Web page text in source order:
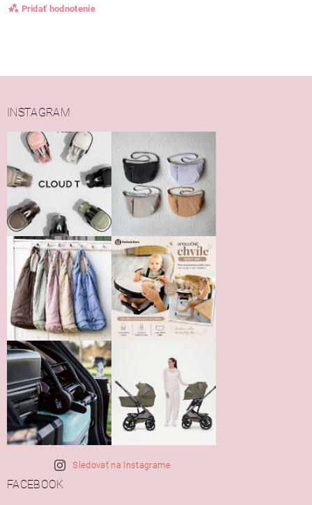
Pridať hodnotenie
Vložením hodnotenie súhlasíte s
podmienkami ochrany
osobných údajov
INSTAGRAM
Sledovať na Instagrame
FACEBOOK